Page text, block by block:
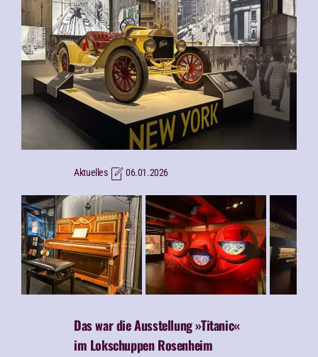
Aktuelles 06.01.2026
Das war die Ausstellung »Titanic«
im Lokschuppen Rosenheim